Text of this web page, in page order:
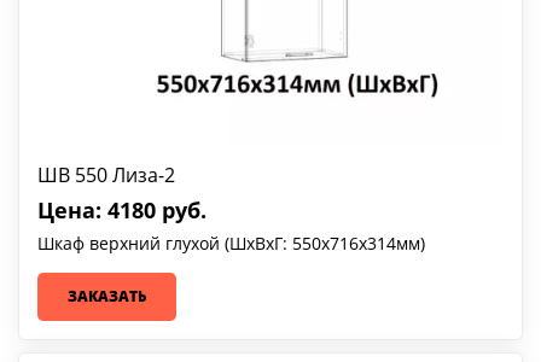
ШВ 550 Лиза-2
Цена: 4180 руб.
Шкаф верхний глухой (ШхВхГ: 550х716х314мм)
ЗАКАЗАТЬ